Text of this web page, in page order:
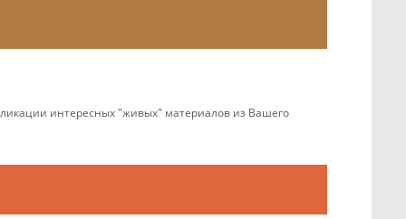
интересных "живых" материалов из Вашего